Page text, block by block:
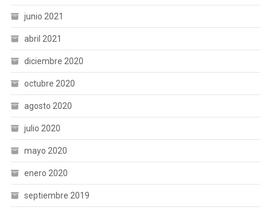
junio 2021
abril 2021
diciembre 2020
octubre 2020
agosto 2020
julio 2020
mayo 2020
enero 2020
septiembre 2019